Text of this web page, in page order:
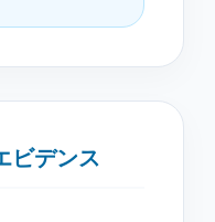
ビデンス